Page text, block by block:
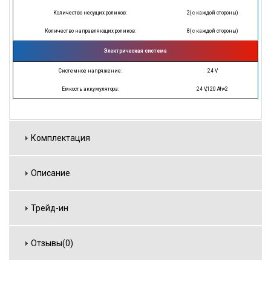
Количество несущих роликов: 2( с каждой стороны)
Количество направляющих роликов: 8( с каждой стороны)
Электрическая система
Системное напряжение: 24 V
Емкость аккумулятора: 24 V,120 Ah×2
Комплектация
Описание
Трейд-ин
Отзывы(0)